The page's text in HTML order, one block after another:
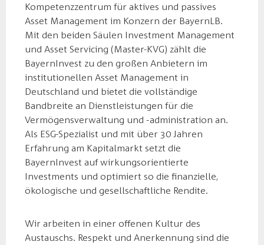
Kompetenzzentrum für aktives und passives
Asset Management im Konzern der BayernLB.
Mit den beiden Säulen Investment Management
und Asset Servicing (Master-KVG) zählt die
BayernInvest zu den großen Anbietern im
institutionellen Asset Management in
Deutschland und bietet die vollständige
Bandbreite an Dienstleistungen für die
Vermögensverwaltung und -administration an.
Als ESG-Spezialist und mit über 30 Jahren
Erfahrung am Kapitalmarkt setzt die
BayernInvest auf wirkungsorientierte
Investments und optimiert so die finanzielle,
ökologische und gesellschaftliche Rendite.
Wir arbeiten in einer offenen Kultur des
Austauschs. Respekt und Anerkennung sind die